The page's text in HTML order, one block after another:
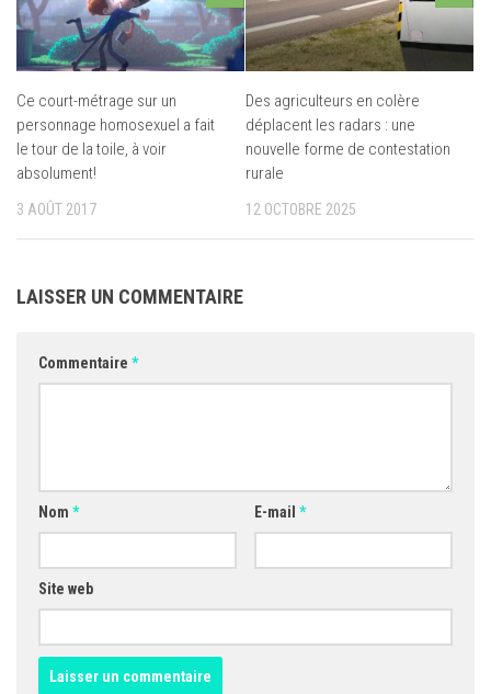
Ce court-métrage sur un
personnage homosexuel a fait
le tour de la toile, à voir
absolument!
3 AOÛT 2017
Des agriculteurs en colère
déplacent les radars : une
nouvelle forme de contestation
rurale
12 OCTOBRE 2025
LAISSER UN COMMENTAIRE
Commentaire *
Nom * E-mail *
Site web